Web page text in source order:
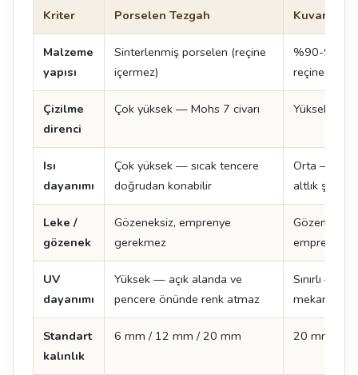
Kriter Porselen Tezgah Kuvars
Malzeme
yapısı
Sinterlenmiş porselen (reçine
içermez)
%90-93
reçine +
Çizilme
direnci
Çok yüksek — Mohs 7 civarı Yüksek —
Isı
dayanımı
Çok yüksek — sıcak tencere
doğrudan konabilir
Orta —
altlık şart
Leke /
gözenek
Gözeneksiz, emprenye
gerekmez
emprenye
UV
dayanımı
Yüksek — açık alanda ve
pencere önünde renk atmaz
Sınırlı —
mekan
Standart
kalınlık
6 mm / 12 mm / 20 mm 20 mm /